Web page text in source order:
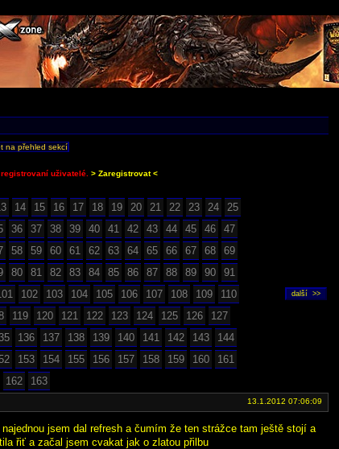
na přehled sekcí
uživatelé. > Zaregistrovat <
14 15 16 17 18 19 20 21 22 23 24
25
36 37 38 39 40 41 42 43 44 45 46
47
58 59 60 61 62 63 64 65 66 67 68
69
80 81 82 83 84 85 86 87 88 89 90
91
102 103 104 105 106 107 108 109
110
119 120 121 122 123 124 125 126
127
136 137 138 139 140 141 142 143
144
153 154 155 156 157 158 159 160
161
162
163
13.1.2012 07:06:09
jsem dal refresh a čumím že ten strážce tam ještě stojí a
řiť a začal jsem cvakat jak o zlatou přilbu